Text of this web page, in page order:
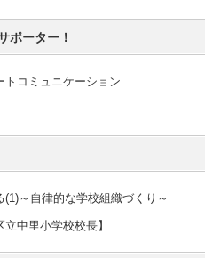
ポーター！
トコミュニケーション
～自律的な学校組織づくり～
中里小学校校長】